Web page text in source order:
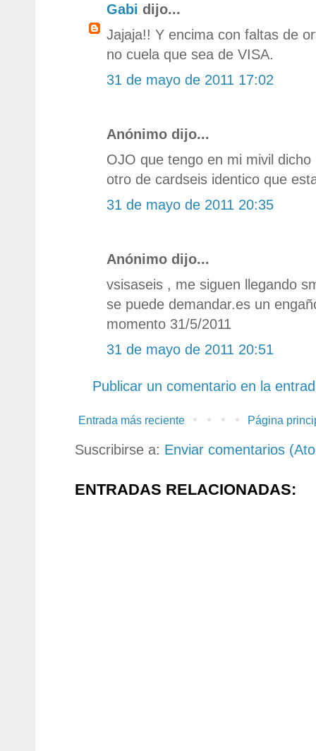
Gabi dijo...
Jajaja!! Y encima con faltas de
no cuela que sea de VISA.
31 de mayo de 2011 17:02
Anónimo dijo...
OJO que tengo en mi mivil
otro de cardseis identico que
31 de mayo de 2011 20:35
Anónimo dijo...
vsisaseis , me siguen llegando
se puede demandar.es un
momento 31/5/2011
31 de mayo de 2011 20:51
Publicar un comentario en la
Entrada más reciente Página
Suscribirse a: Enviar comentarios
ENTRADAS RELACIONADAS: